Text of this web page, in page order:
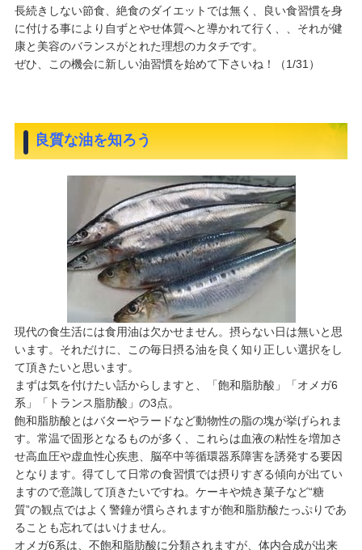
長続きしない節食、絶食のダイエットでは無く、良い食習慣を身
に付ける事により自ずとやせ体質へと導かれて行く、、それが健
康と美容のバランスがとれた理想のカタチです。
ぜひ、この機会に新しい油習慣を始めて下さいね！（1/31）
良質な油を知ろう
現代の食生活には食用油は欠かせません。摂らない日は無いと思
います。それだけに、この毎日摂る油を良く知り正しい選択をし
て頂きたいと思います。
まずは気を付けたい話からしますと、「飽和脂肪酸」「オメガ6
系」「トランス脂肪酸」の3点。
飽和脂肪酸とはバターやラードなど動物性の脂の塊が挙げられま
す。常温で固形となるものが多く、これらは血液の粘性を増加さ
せ高血圧や虚血性心疾患、脳卒中等循環器系障害を誘発する要因
となります。得てして日常の食習慣では摂りすぎる傾向が出てい
ますので意識して頂きたいですね。ケーキや焼き菓子など“糖
質”の観点ではよく警鐘が慣らされますが飽和脂肪酸たっぷりであ
ることも忘れてはいけません。
オメガ6系は、不飽和脂肪酸に分類されますが、体内合成が出来